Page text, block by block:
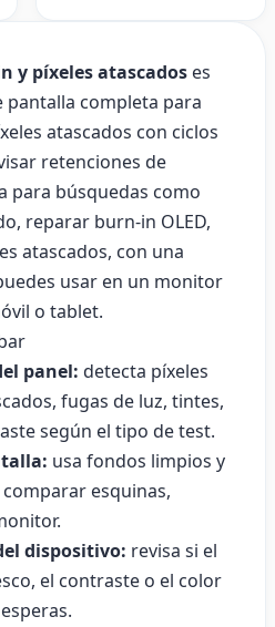
y píxeles atascados es
pantalla completa para
atascados con ciclos
retenciones de
para búsquedas como
reparar burn-in OLED,
atascados, con una
usar en un monitor
o tablet.
panel: detecta píxeles
fugas de luz, tintes,
según el tipo de test.
usa fondos limpios y
esquinas,
dispositivo: revisa si el
el contraste o el color